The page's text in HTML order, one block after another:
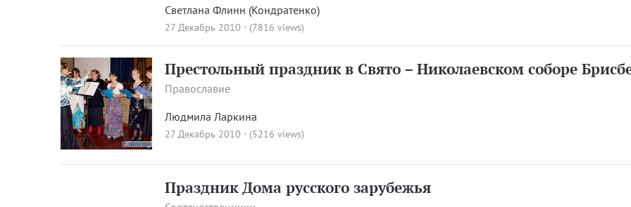
Светлана Флинн (Кондратенко)
27 Декабрь 2010 · (7816 views)
Престольный праздник в Свято – Николаевском соборе
Православие
Людмила Ларкина
27 Декабрь 2010 · (5216 views)
Праздник Дома русского зарубежья